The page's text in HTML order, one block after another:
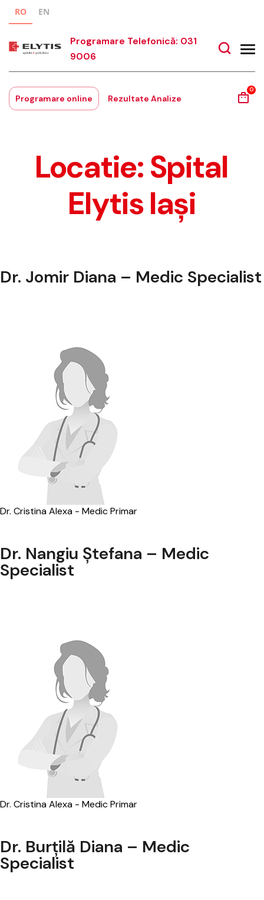
RO EN
Programare Telefonică: 031
9006
Programare online Rezultate Analize
0
Locatie:Spital
Elytis Iași
Dr. Jomir Diana – Medic Specialist
Dr. Cristina Alexa - Medic Primar
Dr. Nangiu Ștefana – Medic
Specialist
Dr. Cristina Alexa - Medic Primar
Dr. Burțilă Diana – Medic
Specialist